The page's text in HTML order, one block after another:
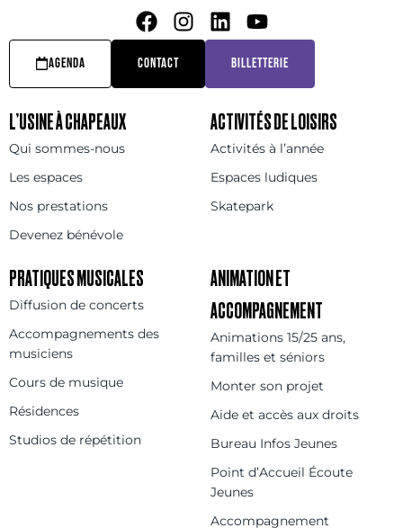
AGENDA CONTACT BILLETTERIE
L’USINE À CHAPEAUX
Qui sommes-nous
Les espaces
Nos prestations
Devenez bénévole
ACTIVITÉS DE LOISIRS
Activités à l’année
Espaces ludiques
Skatepark
PRATIQUES MUSICALES
Diffusion de concerts
Accompagnements des
musiciens
Cours de musique
Résidences
Studios de répétition
ANIMATION ET
ACCOMPAGNEMENT
Animations 15/25 ans,
familles et séniors
Monter son projet
Aide et accès aux droits
Bureau Infos Jeunes
Point d’Accueil Écoute
Jeunes
Accompagnement